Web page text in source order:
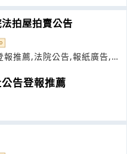
拍屋拍賣公告
推薦,法院公告,報紙廣告,登
告登報推薦